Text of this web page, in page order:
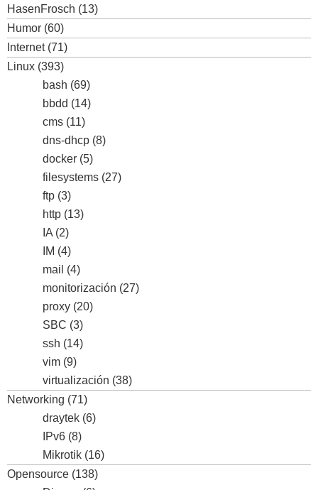
HasenFrosch (13)
Humor (60)
Internet(71)
Linux (393)
bash (69)
bbdd (14)
cms (11)
dns-dhcp (8)
docker (5)
filesystems (27)
ftp (3)
http (13)
IA (2)
IM (4)
mail (4)
monitorización (27)
proxy (20)
SBC (3)
ssh (14)
vim (9)
virtualización (38)
Networking (71)
draytek (6)
IPv6 (8)
Mikrotik (16)
Opensource (138)